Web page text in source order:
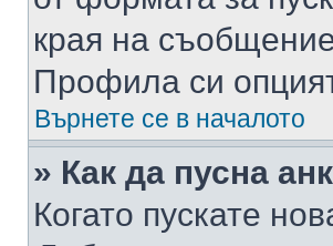
края на
Профила си
Върнете се в началото
» Как да пусна
Когато пускате